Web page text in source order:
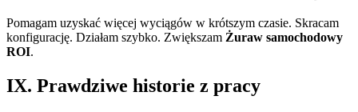
Pomagam uzyskać więcej wyciągów w krótszym czasie. Skracam
konfigurację. Działam szybko. Zwiększam Żuraw samochodowy
ROI.
IX. Prawdziwe historie z pracy